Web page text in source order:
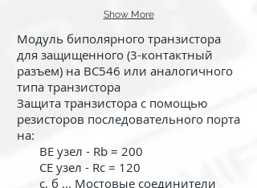
Show More
Модуль биполярного транзистора
для защищенного (3-контактный
разъем) на BC546 или аналогичного
типа транзистора
Защита транзистора с помощью
резисторов последовательного порта
на:
BE узел - Rb = 200
CE узел - Rc = 120
с, б ... Мостовые соединители